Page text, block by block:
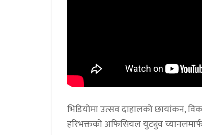
भिडियोमा उत्सव दाहालको छायांकन,
हरिभक्तको अफिसियल युट्युव